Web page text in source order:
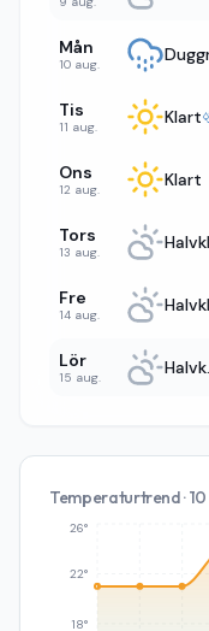
Mån
10 aug.
Tis
11 aug. Klart
Ons
12 aug. Klart
Tors
13 aug.
Fre
14 aug.
Lör
15 aug.
Temperaturtrend ·
18°
22°
26°